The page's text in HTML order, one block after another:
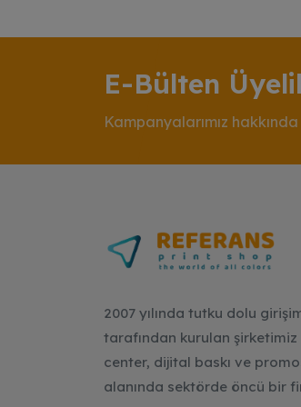
E-Bülten
Kampanyalarımız
2007 yılında tutku dolu
tarafından kurulan
center, dijital baskı ve
alanında sektörde öncü bir